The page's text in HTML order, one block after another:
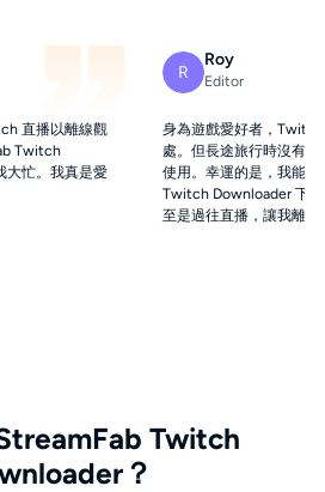
直播以離線觀
Twitch
大忙。我真是愛
R
Roy
Editor
身為遊戲愛好者，
處。但長途旅行時沒有
使用。幸運的是，我能透
Twitch Downloader 下
至是過往直播，讓我離線
Twitch
？